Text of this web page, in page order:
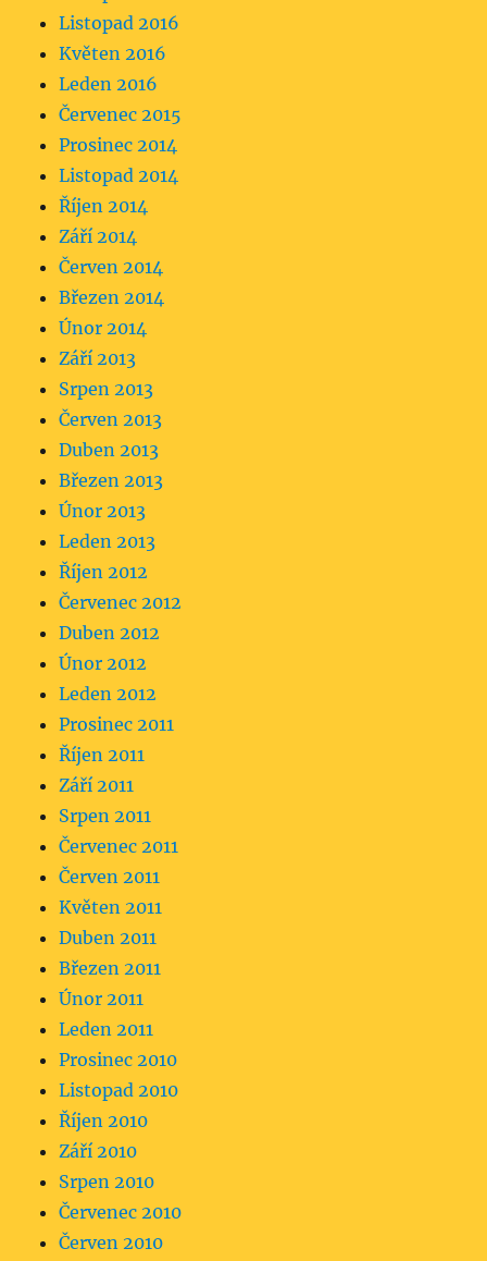
Listopad 2016
Květen 2016
Leden 2016
Červenec 2015
Prosinec 2014
Listopad 2014
Říjen 2014
Září 2014
Červen 2014
Březen 2014
Únor 2014
Září 2013
Srpen 2013
Červen 2013
Duben 2013
Březen 2013
Únor 2013
Leden 2013
Říjen 2012
Červenec 2012
Duben 2012
Únor 2012
Leden 2012
Prosinec 2011
Říjen 2011
Září 2011
Srpen 2011
Červenec 2011
Červen 2011
Květen 2011
Duben 2011
Březen 2011
Únor 2011
Leden 2011
Prosinec 2010
Listopad 2010
Říjen 2010
Září 2010
Srpen 2010
Červenec 2010
Červen 2010